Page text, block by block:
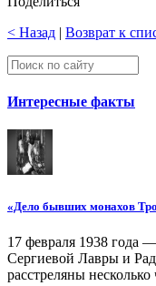
< Назад | Возврат к
Интересные факты
«Дело бывших монахов
17 февраля 1938 года
Сергиевой Лавры и
расстреляны